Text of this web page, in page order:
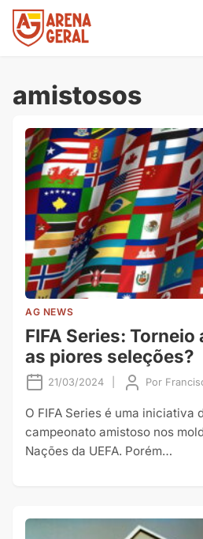
amistosos
AG NEWS
FIFA Series:
as piores seleções?
21/03/2024 Por
O FIFA Series é uma iniciativa
campeonato amistoso nos
Nações da UEFA. Porém…